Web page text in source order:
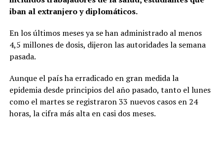
iban al extranjero y diplomáticos.
En los últimos meses ya se han administrado al menos
4,5 millones de dosis, dijeron las autoridades la semana
pasada.
Aunque el país ha erradicado en gran medida la
epidemia desde principios del año pasado, tanto el lunes
como el martes se registraron 33 nuevos casos en 24
horas, la cifra más alta en casi dos meses.